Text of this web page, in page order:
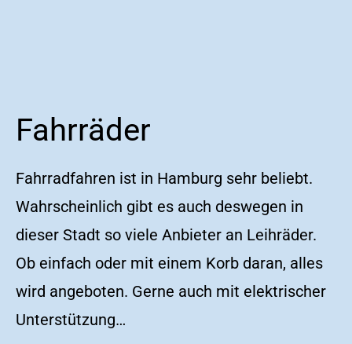
Fahrräder
Fahrradfahren ist in Hamburg sehr beliebt.
Wahrscheinlich gibt es auch deswegen in
dieser Stadt so viele Anbieter an Leihräder.
Ob einfach oder mit einem Korb daran, alles
wird angeboten. Gerne auch mit elektrischer
Unterstützung…